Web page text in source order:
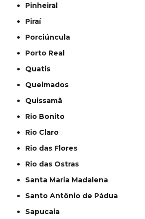
Pinheiral
Piraí
Porciúncula
Porto Real
Quatis
Queimados
Quissamã
Rio Bonito
Rio Claro
Rio das Flores
Rio das Ostras
Santa Maria Madalena
Santo Antônio de Pádua
Sapucaia